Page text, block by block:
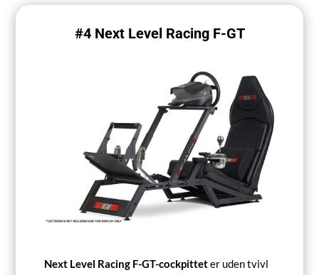
#4 Next Level Racing F-GT
Next Level Racing F-GT-cockpitteter uden tvivl